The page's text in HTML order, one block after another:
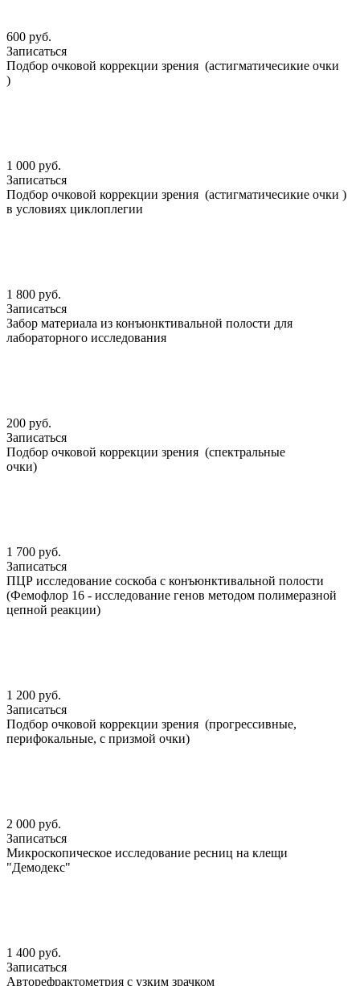
600 руб.
Записаться
Подбор очковой коррекции зрения (астигматичесикие очки
)
1 000 руб.
Записаться
Подбор очковой коррекции зрения (астигматичесикие очки )
в условиях циклоплегии
1 800 руб.
Записаться
Забор материала из конъюнктивальной полости для
лабораторного исследования
200 руб.
Записаться
Подбор очковой коррекции зрения (спектральные
очки)
1 700 руб.
Записаться
ПЦР исследование соскоба с конъюнктивальной полости
(Фемофлор 16 - исследование генов методом полимеразной
цепной реакции)
1 200 руб.
Записаться
Подбор очковой коррекции зрения (прогрессивные,
перифокальные, с призмой очки)
2 000 руб.
Записаться
Микроскопическое исследование ресниц на клещи
"Демодекс"
1 400 руб.
Записаться
Авторефрактометрия с узким зрачком